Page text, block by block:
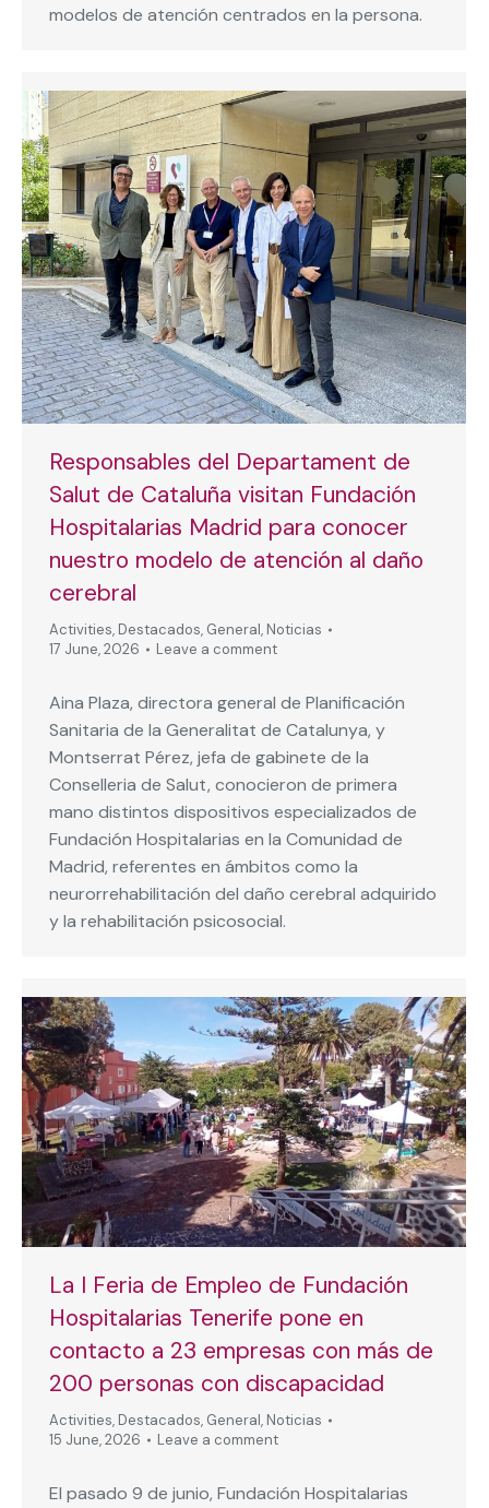
modelos de atención centrados en la persona.
Responsables del Departament de
Salut de Cataluña visitan Fundación
Hospitalarias Madrid para conocer
nuestro modelo de atención al daño
cerebral
Activities, Destacados, General, Noticias
17 June, 2026
Leave a comment
Aina Plaza, directora general de Planificación
Sanitaria de la Generalitat de Catalunya, y
Montserrat Pérez, jefa de gabinete de la
Conselleria de Salut, conocieron de primera
mano distintos dispositivos especializados de
Fundación Hospitalarias en la Comunidad de
Madrid, referentes en ámbitos como la
neurorrehabilitación del daño cerebral adquirido
y la rehabilitación psicosocial.
La I Feria de Empleo de Fundación
Hospitalarias Tenerife pone en
contacto a 23 empresas con más de
200 personas con discapacidad
Activities, Destacados, General, Noticias
15 June, 2026
Leave a comment
El pasado 9 de junio, Fundación Hospitalarias